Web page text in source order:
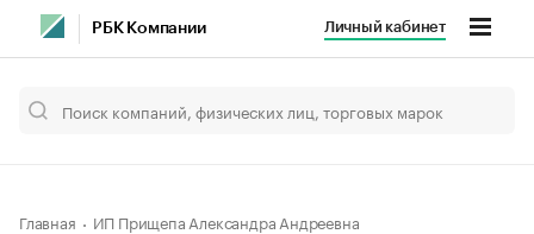
РБК Компании Личный кабинет
Главная ИП Прищепа Александра Андреевна